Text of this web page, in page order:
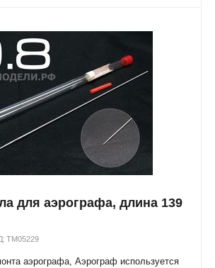
для аэрографа, длина 139
TM05229
аэрографа, Аэрограф используется